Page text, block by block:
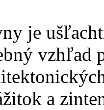
je
vzhľad
a